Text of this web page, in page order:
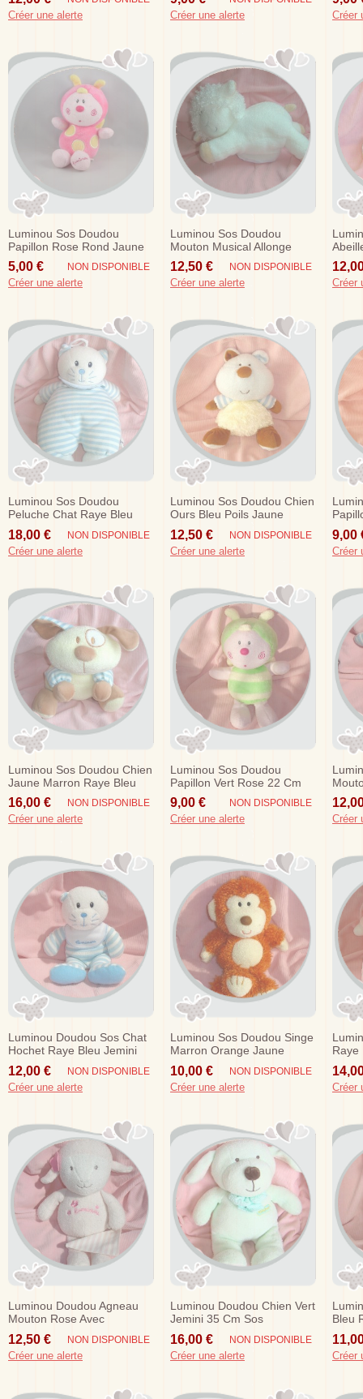
Créer une alerte Créer une alerte Créer
Luminou Sos Doudou
Papillon Rose Rond Jaune
15 Cm
5,00 € NON DISPONIBLE
Créer une alerte
Luminou Sos Doudou
Mouton Musical Allonge
Blanc
12,50 € NON DISPONIBLE
Créer une alerte Créer
Luminou Sos Doudou
Peluche Chat Raye Bleu
Jemini 30 Cm
18,00 € NON DISPONIBLE
Créer une alerte
Luminou Sos Doudou Chien
Ours Bleu Poils Jaune
Marron Jemini
12,50 € NON DISPONIBLE
Créer une alerte
9,00
Créer
Luminou Sos Doudou Chien
Jaune Marron Raye Bleu
Jemini
16,00 € NON DISPONIBLE
Créer une alerte
Luminou Sos Doudou
Papillon Vert Rose 22 Cm
9,00 € NON DISPONIBLE
Créer une alerte
Sos
Créer
Luminou Doudou Sos Chat
Hochet Raye Bleu Jemini
12,00 € NON DISPONIBLE
Créer une alerte
Luminou Sos Doudou Singe
Marron Orange Jaune
10,00 € NON DISPONIBLE
Créer une alerte
Raye
Créer
Luminou Doudou Agneau
Mouton Rose Avec
Mouchoir
12,50 € NON DISPONIBLE
Créer une alerte
Luminou Doudou Chien Vert
Jemini 35 Cm Sos
16,00 € NON DISPONIBLE
Créer une alerte
Bleu
Créer